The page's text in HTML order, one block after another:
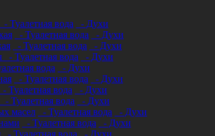
- Туалетная вода
- Духи
- Туалетная вода
- Духи
- Туалетная вода
- Духи
- Туалетная вода
- Духи
вода
- Духи
- Туалетная вода
- Духи
- Туалетная вода
- Духи
- Туалетная вода
- Духи
масел
- Туалетная вода
- Духи
- Туалетная вода
- Духи
- Туалетная вода
- Духи